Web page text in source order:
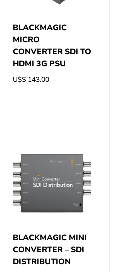
BLACKMAGIC
MICRO
CONVERTER SDI TO
HDMI 3G PSU
U$S 143.00
BLACKMAGIC MINI
CONVERTER – SDI
DISTRIBUTION